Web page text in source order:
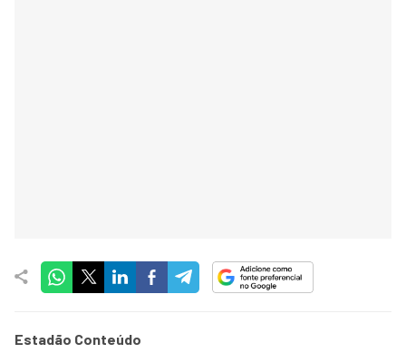
Estadão Conteúdo